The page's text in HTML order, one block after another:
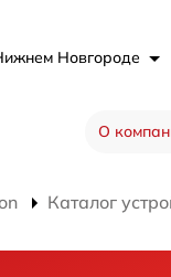
Новгороде
О
Каталог